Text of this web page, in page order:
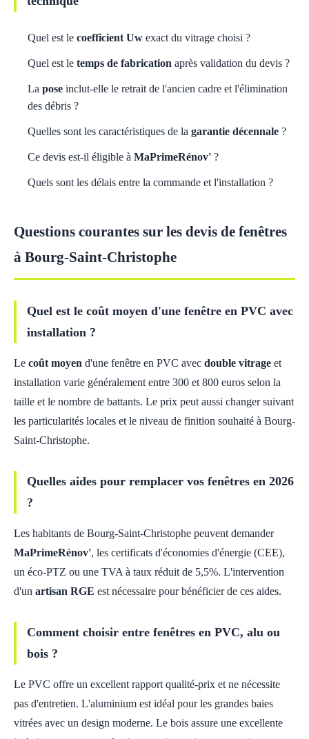
Quel est le coefficient Uw exact du vitrage choisi ?
Quel est le temps de fabrication après validation du devis ?
La pose inclut-elle le retrait de l'ancien cadre et l'élimination
des débris ?
Quelles sont les caractéristiques de la garantie décennale ?
Ce devis est-il éligible à MaPrimeRénov' ?
Quels sont les délais entre la commande et l'installation ?
Questions courantes sur les devis de fenêtres
à Bourg-Saint-Christophe
Quel est le coût moyen d'une fenêtre en PVC avec
installation ?
Le coût moyen d'une fenêtre en PVC avec double vitrage et
installation varie généralement entre 300 et 800 euros selon la
taille et le nombre de battants. Le prix peut aussi changer suivant
les particularités locales et le niveau de finition souhaité à Bourg-
Saint-Christophe.
Quelles aides pour remplacer vos fenêtres en 2026
?
Les habitants de Bourg-Saint-Christophe peuvent demander
MaPrimeRénov', les certificats d'économies d'énergie (CEE),
un éco-PTZ ou une TVA à taux réduit de 5,5%. L'intervention
d'un artisan RGE est nécessaire pour bénéficier de ces aides.
Comment choisir entre fenêtres en PVC, alu ou
bois ?
Le PVC offre un excellent rapport qualité-prix et ne nécessite
pas d'entretien. L'aluminium est idéal pour les grandes baies
vitrées avec un design moderne. Le bois assure une excellente